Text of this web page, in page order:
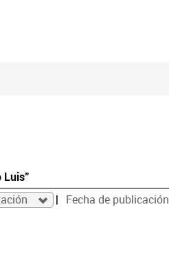
Luis"
Fecha de publicación